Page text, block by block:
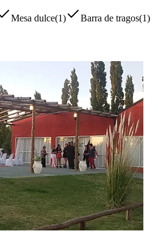
Mesa dulce(1) Barra de tragos(1)